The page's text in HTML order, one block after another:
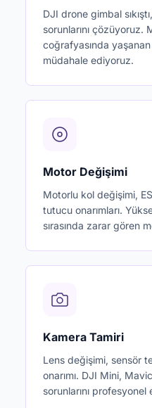
DJI drone gimbal
sorunlarını çözüyoruz.
coğrafyasında
müdahale ediyoruz.
Motor Değişimi
Motorlu kol değişimi,
tutucu onarımları.
sırasında zarar gören
Kamera Tamiri
Lens değişimi, sensör
onarımı. DJI Mini,
sorunlarını